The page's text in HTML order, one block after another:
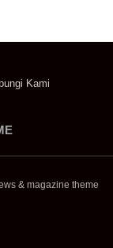
Kami
& magazine theme